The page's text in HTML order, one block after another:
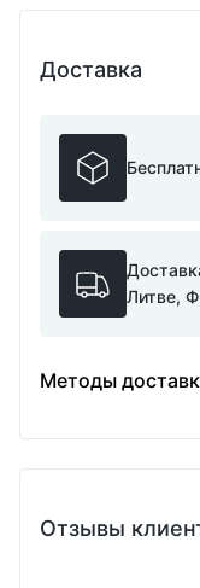
Доставка
Литве,
Методы
Отзывы